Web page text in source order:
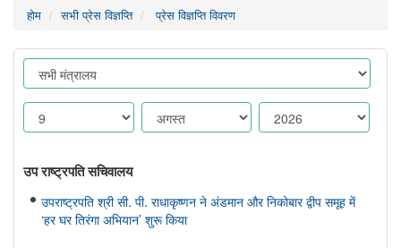
होम सभी प्रेस विज्ञप्ति प्रेस विज्ञप्ति विवरण
उप राष्ट्रपति सचिवालय
उपराष्ट्रपति श्री सी. पी. राधाकृष्णन ने अंडमान और निकोबार द्वीप समूह में
‘हर घर तिरंगा अभियान’ शुरू किया